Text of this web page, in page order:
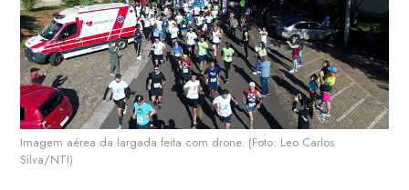
Imagem aérea da largada feita com drone. (Foto: Leo Carlos
Silva/NTI)